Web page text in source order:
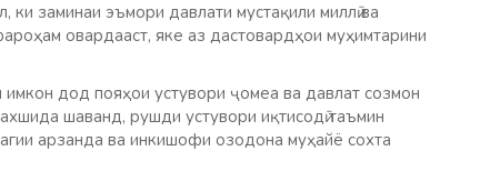
ки заминаи эъмори давлати мустақили миллӣ ва
овардааст, яке аз дастовардҳои муҳимтарини
дод пояҳои устувори ҷомеа ва давлат созмон
шаванд, рушди устувори иқтисодӣ таъмин
арзанда ва инкишофи озодона муҳайё сохта